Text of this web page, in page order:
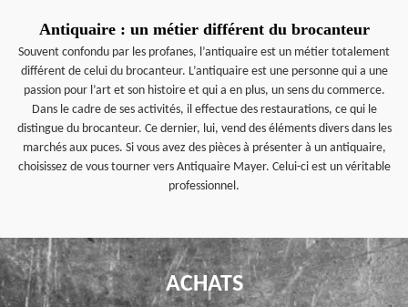
Antiquaire : un métier différent du brocanteur
Souvent confondu par les profanes, l’antiquaire est un métier totalement
différent de celui du brocanteur. L’antiquaire est une personne qui a une
passion pour l’art et son histoire et qui a en plus, un sens du commerce.
Dans le cadre de ses activités, il effectue des restaurations, ce qui le
distingue du brocanteur. Ce dernier, lui, vend des éléments divers dans les
marchés aux puces. Si vous avez des pièces à présenter à un antiquaire,
choisissez de vous tourner vers Antiquaire Mayer. Celui-ci est un véritable
professionnel.
ACHATS